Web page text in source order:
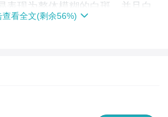
表现为整体模糊的白斑，并且白
异样的感觉。糠疹出现后，很可
帮助恢复。
查看全文(剩余56%)